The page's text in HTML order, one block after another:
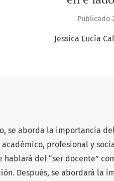
Publicado
Jessica Lucía
se aborda la importancia
profesional y
del “ser docente”
Después, se abordará la